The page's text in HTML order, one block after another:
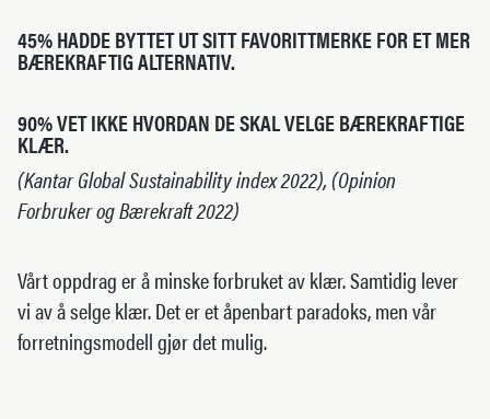
45% HADDE BYTTET UT SITT FAVORITTMERKE FOR ET MER
BÆREKRAFTIG ALTERNATIV.
90% VET IKKE HVORDAN DE SKAL VELGE BÆREKRAFTIGE
KLÆR.
(Kantar Global Sustainability index 2022), (Opinion
Forbruker og Bærekraft 2022)
Vårt oppdrag er å minske forbruket av klær. Samtidig lever
vi av å selge klær. Det er et åpenbart paradoks, men vår
forretningsmodell gjør det mulig.